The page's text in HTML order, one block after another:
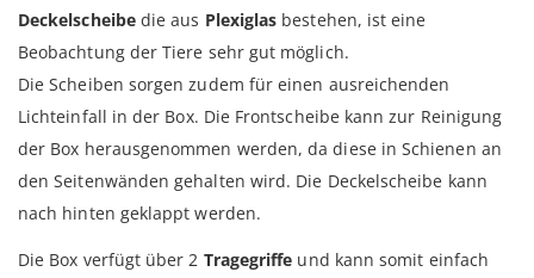
Deckelscheibedie aus Plexiglas bestehen, ist eine
Beobachtung der Tiere sehr gut möglich.
Die Scheiben sorgen zudem für einen ausreichenden
Lichteinfall in der Box. Die Frontscheibe kann zur Reinigung
der Box herausgenommen werden, da diese in Schienen an
den Seitenwänden gehalten wird. Die Deckelscheibe kann
nach hinten geklappt werden.
Die Box verfügt über 2 Tragegriffe und kann somit einfach